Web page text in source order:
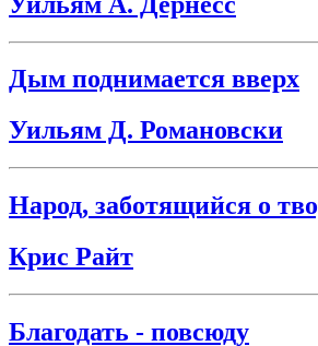
Дым поднимается вверх
Уильям Д. Романовски
Народ, заботящийся о
Крис Райт
Благодать - повсюду